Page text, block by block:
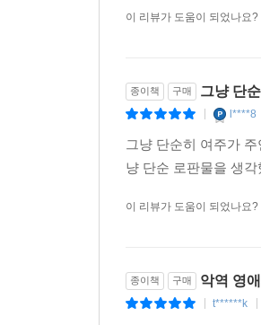
이 리뷰가 도움이 되었나요?
종이책 구매 그냥 단
l****8
그냥 단순히 여주가
냥 단순 로판물을 생
이 리뷰가 도움이 되었나요?
종이책 구매 악역 영
t******k